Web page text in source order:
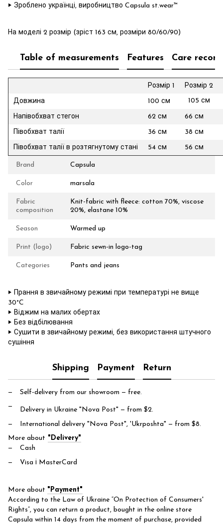
‣ Зроблено українці, виробництво Capsula st.wear™
На моделі 2 розмір (зріст 163 см, розміри 80/60/90)
Table of measurements Features Care
Розмір 1 Розмір 2
Довжина 100 см 105 см
Напівобхват стегон 62 см 66 см
Півобхват талії 36 см 38 см
Півобхват талії в розтягнутому стані 54 см 56 см
Brand Capsula
Color marsala
Fabric
composition
Knit-fabric with fleece: cotton 70%, viscose
20%, elastane 10%
Season Warmed up
Print (logo) Fabric sewn-in logo-tag
Categories Pants and jeans
‣ Прання в звичайному режимі при температурі не вище
30°C
‣ Віджим на малих обертах
‣ Без відбілювання
‣ Сушити в звичайному режимі, без використання штучного
сушіння
Shipping Payment Return
Self-delivery from our showroom — free.
Delivery in Ukraine "Nova Post" — from $2.
International delivery "Nova Post", 'Ukrposhta" — from $8.
More about "Delivery"
Cash
Visa і MasterCard
More about "Payment"
According to the Law of Ukraine “On Protection of Consumers'
Rights”, you can return a product, bought in the online store
Capsula within 14 days from the moment of purchase, provided